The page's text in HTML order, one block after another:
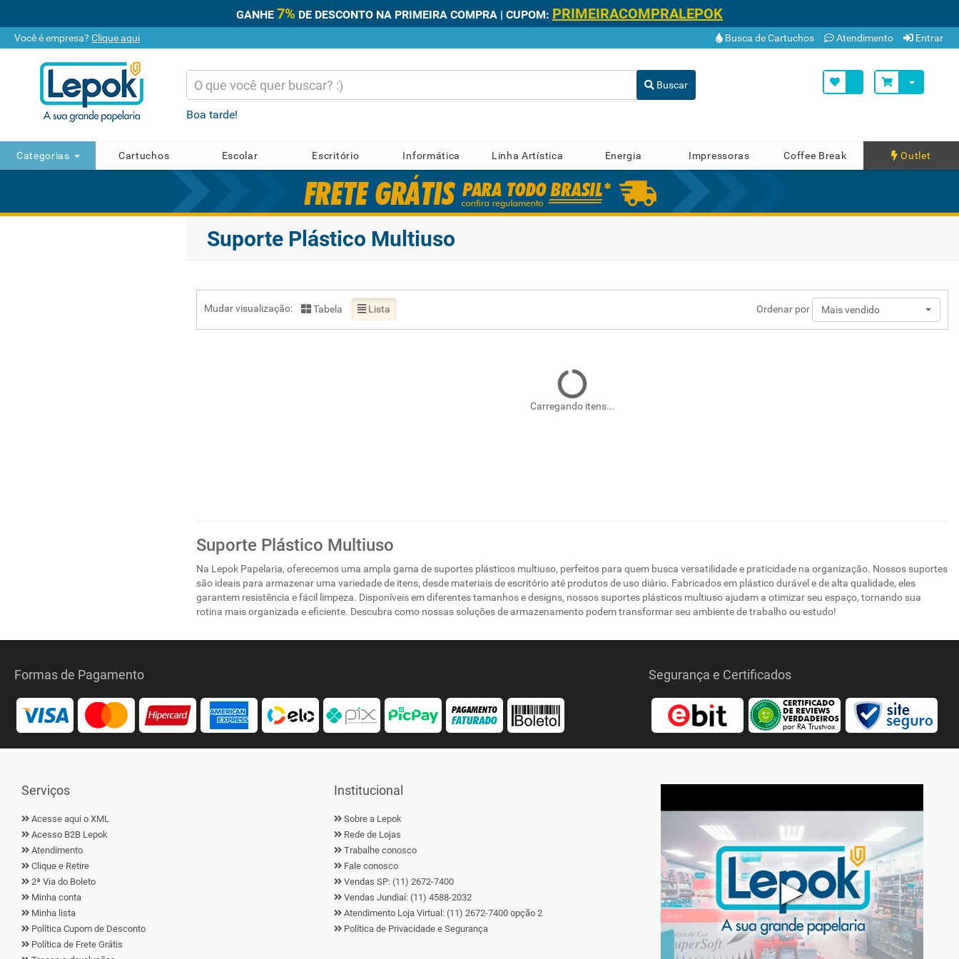
GANHE 7% DE DESCONTO NA PRIMEIRA COMPRA | CUPOM: PRIMEIRACOMPRALEPOK
Você é empresa? Clique aqui Busca de Cartuchos Atendimento Entrar
Buscar
Boa tarde!
Categorias Cartuchos Escolar Escritório Informática Linha Artística Energia Impressoras Coffee Break Outlet
Suporte Plástico Multiuso
Mudar visualização: Tabela Lista Ordenar por Mais vendido
Carregando itens...
Suporte Plástico Multiuso
Na Lepok Papelaria, oferecemos uma ampla gama de suportes plásticos multiuso, perfeitos para quem busca versatilidade e praticidade na organização. Nossos suportes
são ideais para armazenar uma variedade de itens, desde materiais de escritório até produtos de uso diário. Fabricados em plástico durável e de alta qualidade, eles
garantem resistência e fácil limpeza. Disponíveis em diferentes tamanhos e designs, nossos suportes plásticos multiuso ajudam a otimizar seu espaço, tornando sua
rotina mais organizada e eficiente. Descubra como nossas soluções de armazenamento podem transformar seu ambiente de trabalho ou estudo!
Formas de Pagamento Segurança e Certificados
Serviços
Acesse aqui o XML
Acesso B2B Lepok
Atendimento
Clique e Retire
2ª Via do Boleto
Minha conta
Minha lista
Política Cupom de Desconto
Política de Frete Grátis
Institucional
Sobre a Lepok
Rede de Lojas
Trabalhe conosco
Fale conosco
Vendas SP: (11) 2672-7400
Vendas Jundiaí: (11) 4588-2032
Atendimento Loja Virtual: (11) 2672-7400 opção 2
Política de Privacidade e Segurança
▶